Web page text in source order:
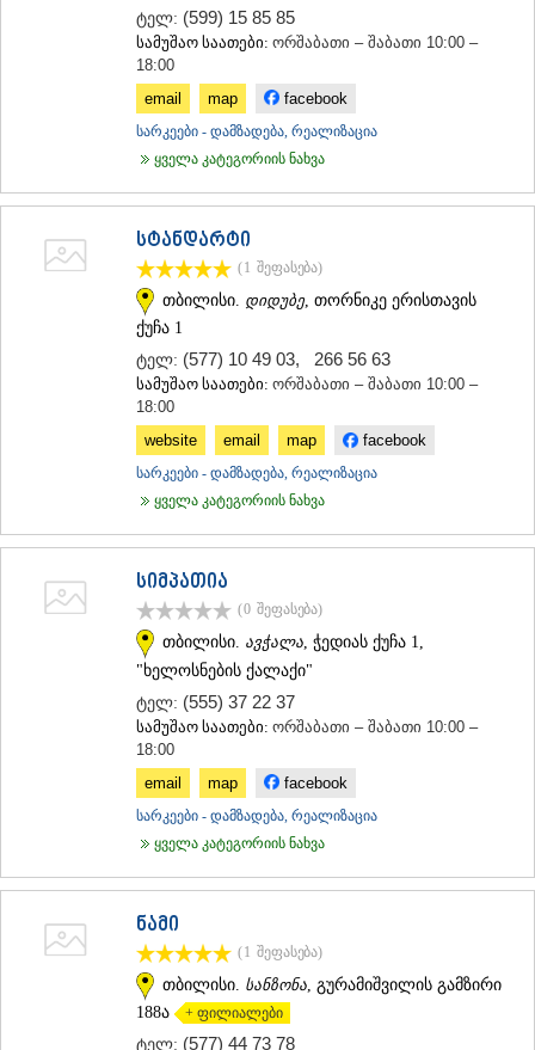
ტელ: (599) 15 85 85
სამუშაო საათები: ორშაბათი – შაბათი 10:00 –
18:00
email
map facebook
სარკეები - დამზადება, რეალიზაცია
ყველა კატეგორიის ნახვა
სტანდარტი
(1 შეფასება)
თბილისი. დიდუბე , თორნიკე ერისთავის
ქუჩა 1
ტელ: (577) 10 49 03, 266 56 63
სამუშაო საათები: ორშაბათი – შაბათი 10:00 –
18:00
website
email map facebook
სარკეები - დამზადება, რეალიზაცია
ყველა კატეგორიის ნახვა
სიმპათია
(0 შეფასება)
თბილისი. ავჭალა , ჭედიას ქუჩა 1,
"ხელოსნების ქალაქი"
ტელ: (555) 37 22 37
სამუშაო საათები: ორშაბათი – შაბათი 10:00 –
18:00
email
map facebook
სარკეები - დამზადება, რეალიზაცია
ყველა კატეგორიის ნახვა
ნამი
(1 შეფასება)
თბილისი. სანზონა , გურამიშვილის გამზირი
188ა + ფილიალები
ტელ: (577) 44 73 78